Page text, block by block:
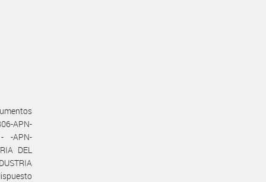
APN-
-APN-
DEL